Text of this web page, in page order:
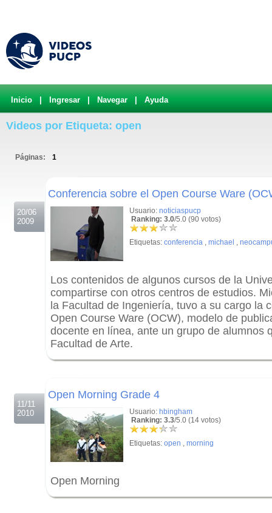
Inicio Ingresar Navegar Ayuda
Videos por Etiqueta: open
Páginas: 1
20/06
2009
Conferencia sobre el Open Course Ware
Usuario: noticiaspucp
Ranking: 3.0/5.0 (90 votos)
Etiquetas: conferencia , michael ,
Los contenidos de algunos cursos de la
compartirse con otros centros de estudios.
la Facultad de Ingeniería, tuvo a su cargo la
Open Course Ware (OCW), modelo de
docente en línea, ante un grupo de alumnos
Facultad de Arte.
11/11
2010
Open Morning Grade 4
Usuario: hbingham
Ranking: 3.3/5.0 (14 votos)
Etiquetas: open , morning
Open Morning